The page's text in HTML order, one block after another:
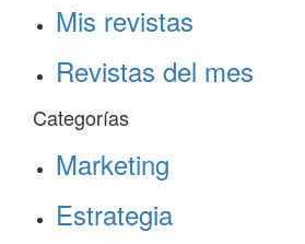
Mis revistas
Revistas del mes
Categorías
Marketing
Estrategia